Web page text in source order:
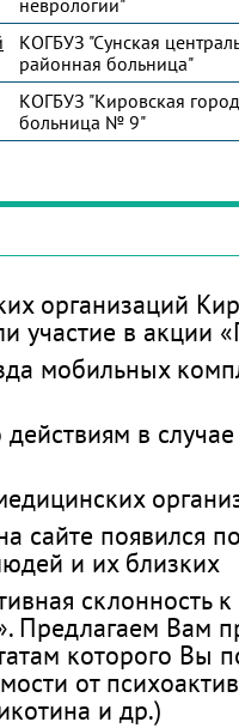
неврологии"
КОГБУЗ "Сунская
районная больница"
КОГБУЗ "Кировская
больница № 9"
организаций
участие в акции
мобильных
в
сайте появился
и их близких
склонность
Предлагаем Вам
которого Вы
от
и др.)